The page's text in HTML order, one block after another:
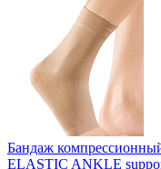
Бандаж
ELASTIC ANKLE